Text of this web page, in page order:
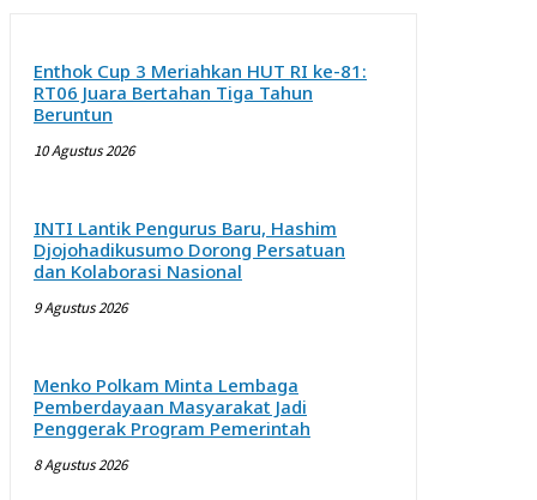
Enthok Cup 3 Meriahkan HUT RI ke-81:
RT06 Juara Bertahan Tiga Tahun
Beruntun
10 Agustus 2026
INTI Lantik Pengurus Baru, Hashim
Djojohadikusumo Dorong Persatuan
dan Kolaborasi Nasional
9 Agustus 2026
Menko Polkam Minta Lembaga
Pemberdayaan Masyarakat Jadi
Penggerak Program Pemerintah
8 Agustus 2026